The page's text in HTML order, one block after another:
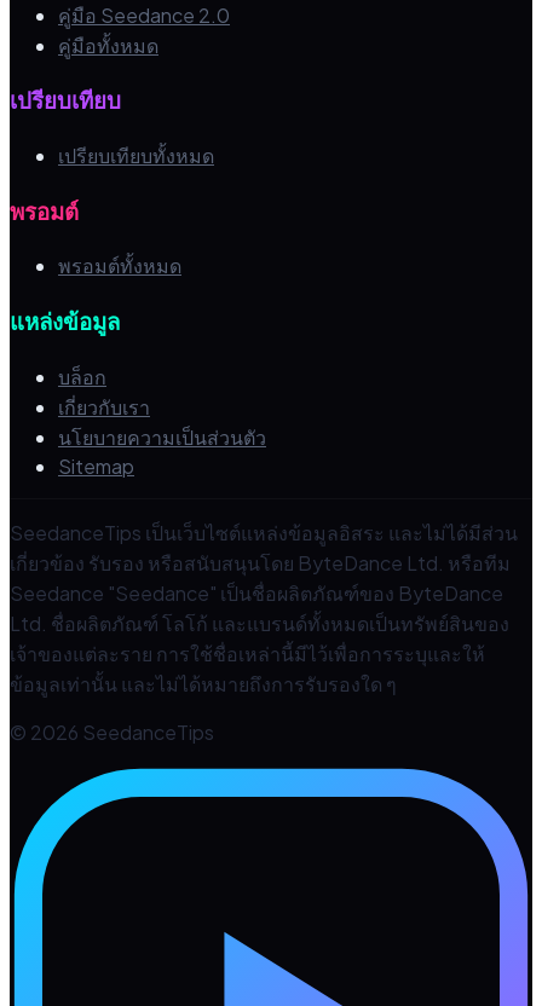
คู่มือ Seedance 2.0
คู่มือทั้งหมด
เปรียบเทียบ
เปรียบเทียบทั้งหมด
พรอมต์
พรอมต์ทั้งหมด
แหล่งข้อมูล
บล็อก
เกี่ยวกับเรา
นโยบายความเป็นส่วนตัว
Sitemap
SeedanceTips เป็นเว็บไซต์แหล่งข้อมูลอิสระ และไม่ได้มีส่วน
เกี่ยวข้อง รับรอง หรือสนับสนุนโดย ByteDance Ltd. หรือทีม
Seedance "Seedance" เป็นชื่อผลิตภัณฑ์ของ ByteDance
Ltd. ชื่อผลิตภัณฑ์ โลโก้ และแบรนด์ทั้งหมดเป็นทรัพย์สินของ
เจ้าของแต่ละราย การใช้ชื่อเหล่านี้มีไว้เพื่อการระบุและให้
ข้อมูลเท่านั้น และไม่ได้หมายถึงการรับรองใด ๆ
© 2026 SeedanceTips